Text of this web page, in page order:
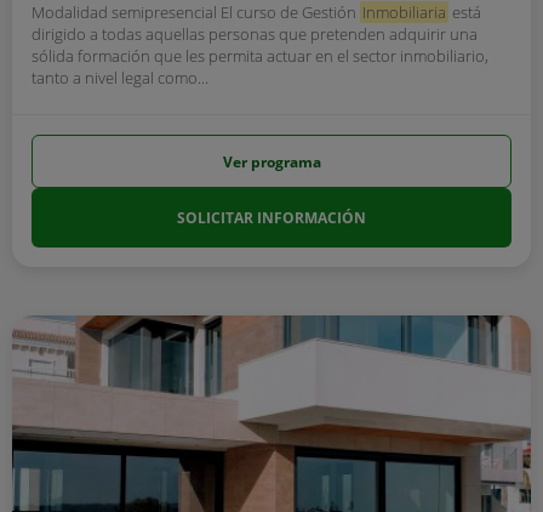
Modalidad semipresencial El curso de Gestión Inmobiliaria está
dirigido a todas aquellas personas que pretenden adquirir una
sólida formación que les permita actuar en el sector inmobiliario,
tanto a nivel legal como...
Ver programa
SOLICITAR INFORMACIÓN